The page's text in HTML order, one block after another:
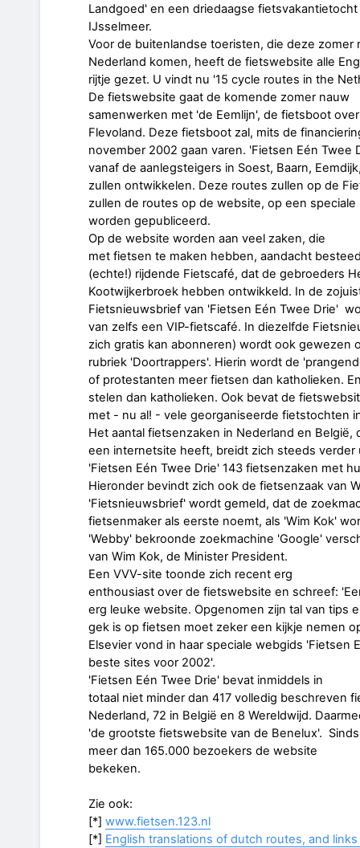
Landgoed' en een driedaagse
IJsselmeer.
Voor de buitenlandse toeristen, die deze zomer
Nederland komen, heeft de fietswebsite alle
rijtje gezet. U vindt nu '15 cycle routes in the
De fietswebsite gaat de komende zomer nauw
samenwerken met 'de Eemlijn', de fietsboot
Flevoland. Deze fietsboot zal, mits de
november 2002 gaan varen. 'Fietsen Eén
vanaf de aanlegsteigers in Soest, Baarn,
zullen ontwikkelen. Deze routes zullen op de
zullen de routes op de website, op een speciale
worden gepubliceerd.
Op de website worden aan veel zaken, die
met fietsen te maken hebben, aandacht
(echte!) rijdende Fietscafé, dat de gebroeders
Kootwijkerbroek hebben ontwikkeld. In de
Fietsnieuwsbrief van 'Fietsen Eén Twee Drie'
van zelfs een VIP-fietscafé. In diezelfde
zich gratis kan abonneren) wordt ook gewezen
rubriek 'Doortrappers'. Hierin wordt de
of protestanten meer fietsen dan katholieken.
stelen dan katholieken. Ook bevat de
met - nu al! - vele georganiseerde fietstochten
Het aantal fietsenzaken in Nederland en België,
een internetsite heeft, breidt zich steeds verder
'Fietsen Eén Twee Drie' 143 fietsenzaken met
Hieronder bevindt zich ook de fietsenzaak van
'Fietsnieuwsbrief' wordt gemeld, dat de
fietsenmaker als eerste noemt, als 'Wim Kok'
'Webby' bekroonde zoekmachine 'Google'
van Wim Kok, de Minister President.
Een VVV-site toonde zich recent erg
enthousiast over de fietswebsite en schreef:
erg leuke website. Opgenomen zijn tal van tips
gek is op fietsen moet zeker een kijkje nemen
Elsevier vond in haar speciale webgids 'Fietsen
beste sites voor 2002'.
'Fietsen Eén Twee Drie' bevat inmiddels in
totaal niet minder dan 417 volledig beschreven
Nederland, 72 in België en 8 Wereldwijd.
'de grootste fietswebsite van de Benelux'.
meer dan 165.000 bezoekers de website
bekeken.
Zie ook:
[*] www.fietsen.123.nl
[*] English translations of dutch routes, and